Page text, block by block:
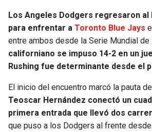
LIONS
PACKERS
VIKINGS
FALCONS
PANTHERS
NUGGETS
TIMBERWOLVES
THUNDER
TRAIL BLAZERS
JAZZ
Los Angeles Dodgers regresaron al
para enfrentar a Toronto Blue Jays
entre ambos desde la Serie Mundial de
californiano se impuso 14-2 en un
Rushing fue determinante desde el
El inicio del encuentro marcó la pauta
Teoscar Hernández conectó un
primera entrada que llevó dos
que puso a los Dodgers al frente